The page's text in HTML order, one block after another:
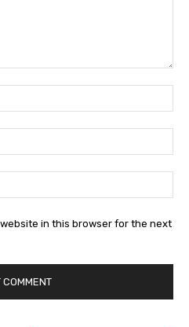
in this browser for the next